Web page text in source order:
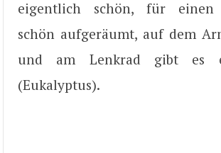
eigentlich schön, für einen
schön aufgeräumt, auf dem
und am Lenkrad gibt es
(Eukalyptus).